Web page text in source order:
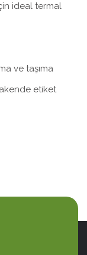
ideal termal
ve taşıma
etiket